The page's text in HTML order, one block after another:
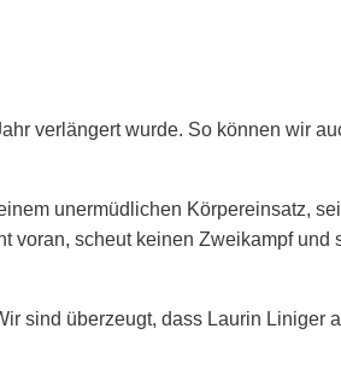
verlängert wurde. So können wir
unermüdlichen Körpereinsatz,
scheut keinen Zweikampf
sind überzeugt, dass Laurin